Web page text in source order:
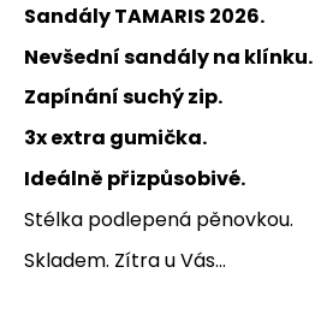
Sandály TAMARIS 2026.
Nevšední sandály na klínku.
Zapínání suchý zip.
3x extra gumička.
Ideálně přizpůsobivé.
Stélka podlepená pěnovkou.
Skladem. Zítra u Vás...
D
o
p
o
r
u
č
u
e